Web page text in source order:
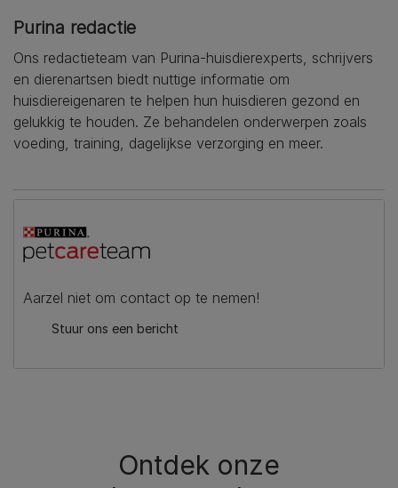
Purina redactie
Ons redactieteam van Purina-huisdierexperts, schrijvers
en dierenartsen biedt nuttige informatie om
huisdiereigenaren te helpen hun huisdieren gezond en
gelukkig te houden. Ze behandelen onderwerpen zoals
voeding, training, dagelijkse verzorging en meer.
Aarzel niet om contact op te nemen!
Stuur ons een bericht
Ontdek onze